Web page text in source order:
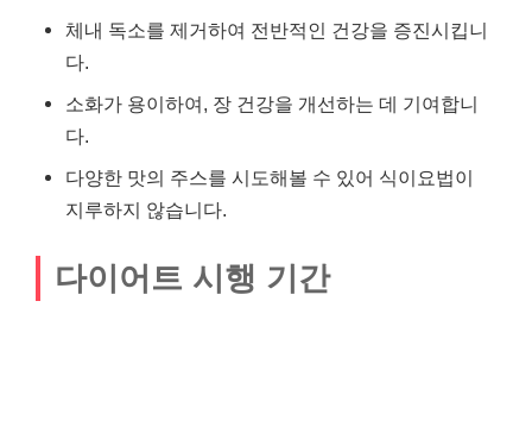
체내 독소를 제거하여 전반적인 건강을 증진시킵니
다.
소화가 용이하여, 장 건강을 개선하는 데 기여합니
다.
다양한 맛의 주스를 시도해볼 수 있어 식이요법이
지루하지 않습니다.
다이어트 시행 기간